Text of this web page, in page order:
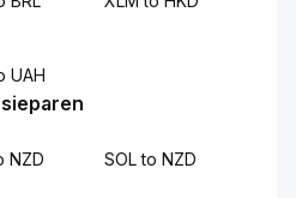
UAH
NZD SOL to NZD